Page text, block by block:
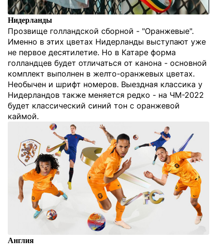
Нидерланды
Прозвище голландской сборной - "Оранжевые".
Именно в этих цветах Нидерланды выступают уже
не первое десятилетие. Но в Катаре форма
голландцев будет отличаться от канона - основной
комплект выполнен в желто-оранжевых цветах.
Необычен и шрифт номеров. Выездная классика у
Нидерландов также меняется редко - на ЧМ-2022
будет классический синий тон с оранжевой
каймой.
Англия